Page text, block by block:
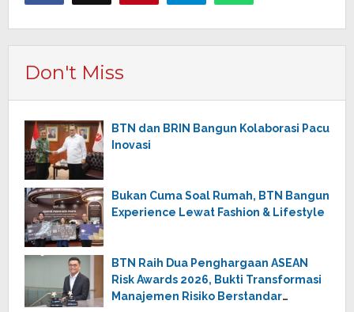
Don't Miss
BTN dan BRIN Bangun Kolaborasi Pacu
Inovasi
Bukan Cuma Soal Rumah, BTN Bangun
Experience Lewat Fashion & Lifestyle
BTN Raih Dua Penghargaan ASEAN
Risk Awards 2026, Bukti Transformasi
Manajemen Risiko Berstandar